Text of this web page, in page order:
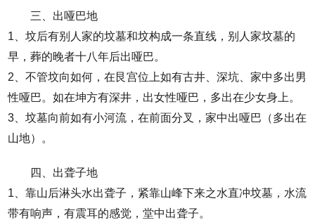
三、出哑巴地
1、坟后有别人家的坟墓和坟构成一条直线，别人家坟墓的
早，葬的晚者十八年后出哑巴。
2、不管坟向如何，在艮宫位上如有古井、深坑、家中多出男
性哑巴。如在坤方有深井，出女性哑巴，多出在少女身上。
3、坟墓向前如有小河流，在前面分叉，家中出哑巴（多出在
山地）。
四、出聋子地
1、靠山后淋头水出聋子，紧靠山峰下来之水直冲坟墓，水流
带有响声，有震耳的感觉，堂中出聋子。